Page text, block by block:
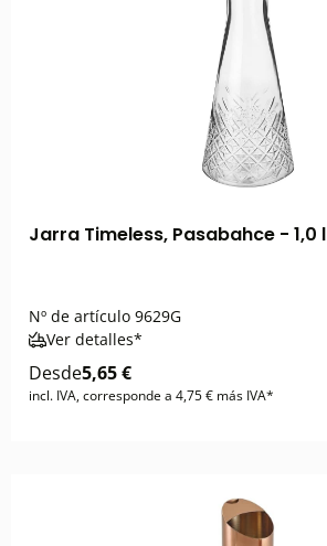
Jarra Timeless, Pasabahce - 1,0 l
Nº de artículo 9629G
Ver detalles*
Desde5,65 €
incl. IVA, corresponde a 4,75 € más IVA*